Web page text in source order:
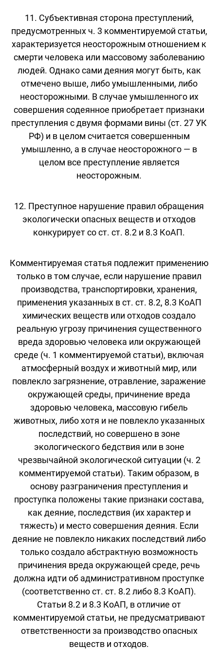
11. Субъективная сторона преступлений,
предусмотренных ч. 3 комментируемой статьи,
характеризуется неосторожным отношением к
смерти человека или массовому заболеванию
людей. Однако сами деяния могут быть, как
отмечено выше, либо умышленными, либо
неосторожными. В случае умышленного их
совершения содеянное приобретает признаки
преступления с двумя формами вины (ст. 27 УК
РФ) и в целом считается совершенным
умышленно, а в случае неосторожного — в
целом все преступление является
неосторожным.
12. Преступное нарушение правил обращения
экологически опасных веществ и отходов
конкурирует со ст. ст. 8.2 и 8.3 КоАП.
Комментируемая статья подлежит применению
только в том случае, если нарушение правил
производства, транспортировки, хранения,
применения указанных в ст. ст. 8.2, 8.3 КоАП
химических веществ или отходов создало
реальную угрозу причинения существенного
вреда здоровью человека или окружающей
среде (ч. 1 комментируемой статьи), включая
атмосферный воздух и животный мир, или
повлекло загрязнение, отравление, заражение
окружающей среды, причинение вреда
здоровью человека, массовую гибель
животных, либо хотя и не повлекло указанных
последствий, но совершено в зоне
экологического бедствия или в зоне
чрезвычайной экологической ситуации (ч. 2
комментируемой статьи). Таким образом, в
основу разграничения преступления и
проступка положены такие признаки состава,
как деяние, последствия (их характер и
тяжесть) и место совершения деяния. Если
деяние не повлекло никаких последствий либо
только создало абстрактную возможность
причинения вреда окружающей среде, речь
должна идти об административном проступке
(соответственно ст. ст. 8.2 либо 8.3 КоАП).
Статьи 8.2 и 8.3 КоАП, в отличие от
комментируемой статьи, не предусматривают
ответственности за производство опасных
веществ и отходов.